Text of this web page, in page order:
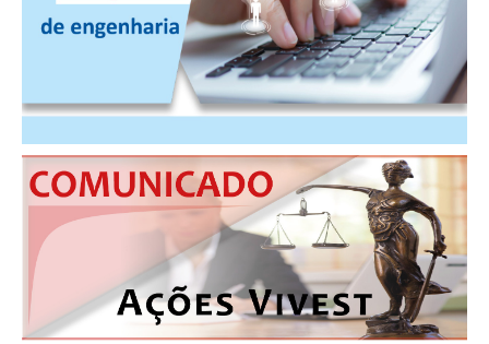
CONTRIBUIÇÃO SINDICAL URBANA
REVISÃO DE APOSENTADORIA
FGTS EXPURGOS
FGTS CORREÇÃO
LEGISLAÇÃO
LEI 4.950-A/1966 – PISO SALARIAL
LEI 5.194/1966 – REGULAMENTAÇÃO DA PROFISSÃO
LEI 6.496/1977 – ART